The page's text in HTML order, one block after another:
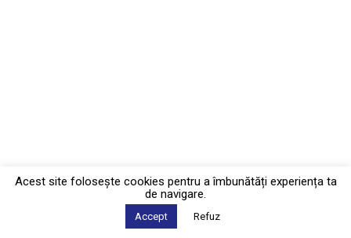
Acest site foloseşte cookies pentru a îmbunătăți experiența ta
de navigare.
Accept Refuz